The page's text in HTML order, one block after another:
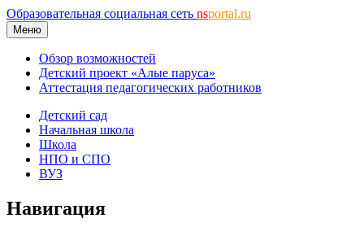
Образовательная социальная сеть nsportal.ru
Меню
Обзор возможностей
Детский проект «Алые паруса»
Аттестация педагогических работников
Детский сад
Начальная школа
Школа
НПО и СПО
ВУЗ
Навигация